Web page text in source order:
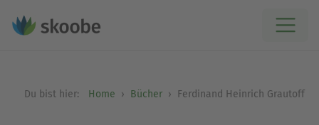
Du bist hier: Home Bücher Ferdinand Heinrich Grautoff